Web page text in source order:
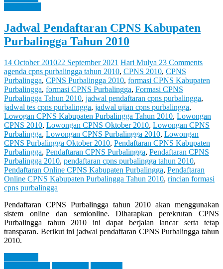
Jadwal Pendaftaran CPNS Kabupaten
Purbalingga Tahun 2010
14 October 201022 September 2021 Hari Mulya 23 Comments
agenda cpns purbalingga tahun 2010, CPNS 2010, CPNS
Purbalingga, CPNS Purbalingga 2010, formasi CPNS Kabupaten
Purbalingga, formasi CPNS Purbalingga, Formasi CPNS
Purbalingga Tahun 2010, jadwal pendaftaran cpns purbalingga,
jadwal tes cpns purbalingga, jadwal ujian cpns purbalingga,
Lowogan CPNS Kabupaten Purbalingga Tahun 2010, Lowongan
CPNS 2010, Lowongan CPNS Oktober 2010, Lowongan CPNS
Purbalingga, Lowongan CPNS Purbalingga 2010, Lowongan
CPNS Purbalingga Oktober 2010, Pendaftaran CPNS Kabupaten
Purbalingga, Pendaftaran CPNS Purbalingga, Pendaftaran CPNS
Purbalingga 2010, pendaftaran cpns purbalingga tahun 2010,
Pendaftaran Online CPNS Kabupaten Purbalingga, Pendaftaran
Online CPNS Kabupaten Purbalingga Tahun 2010, rincian formasi
cpns purbalingga
Pendaftaran CPNS Purbalingga tahun 2010 akan menggunakan
sistem online dan semionline. Diharapkan perekrutan CPNS
Purbalingga tahun 2010 ini dapat berjalan lancar serta tetap
transparan. Berikut ini jadwal pendaftaran CPNS Purbalingga tahun
2010.